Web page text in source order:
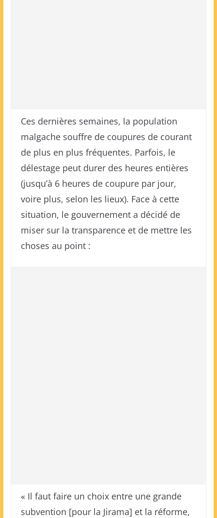
Ces dernières semaines, la population
malgache souffre de coupures de courant
de plus en plus fréquentes. Parfois, le
délestage peut durer des heures entières
(jusqu’à 6 heures de coupure par jour,
voire plus, selon les lieux). Face à cette
situation, le gouvernement a décidé de
miser sur la transparence et de mettre les
choses au point :
« Il faut faire un choix entre une grande
subvention [pour la Jirama] et la réforme,